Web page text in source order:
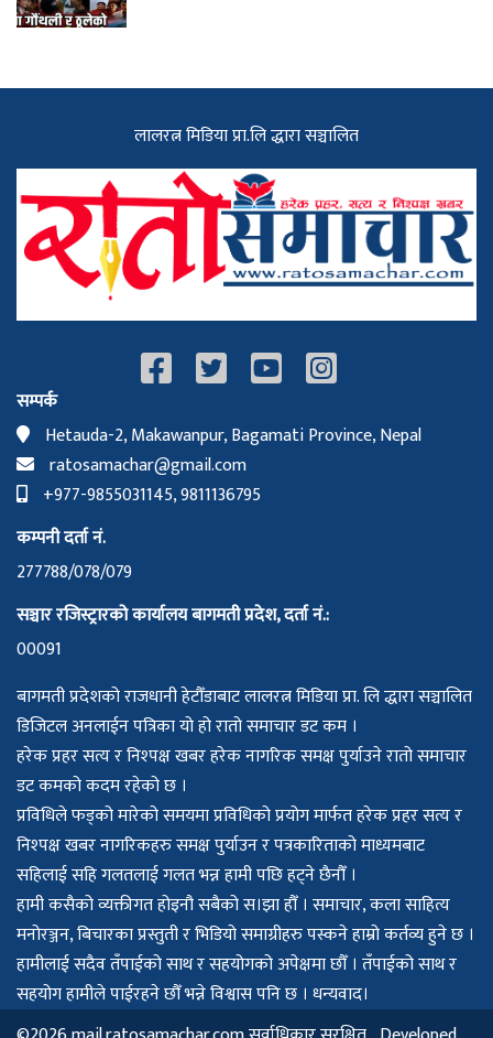
लालरत्न मिडिया प्रा.लि द्धारा सञ्चालित
सम्पर्क
Hetauda-2, Makawanpur, Bagamati Province, Nepal
ratosamachar@gmail.com
+977-9855031145, 9811136795
कम्पनी दर्ता नं.
277788/078/079
सञ्चार रजिस्ट्रारको कार्यालय बागमती प्रदेश, दर्ता नं.:
00091
बागमती प्रदेशको राजधानी हेटौँडाबाट लालरत्न मिडिया प्रा. लि द्धारा सञ्चालित
डिजिटल अनलाईन पत्रिका यो हो रातो समाचार डट कम ।
हरेक प्रहर सत्य र निश्पक्ष खबर हरेक नागरिक समक्ष पुर्याउने रातो समाचार
डट कमको कदम रहेको छ ।
प्रविधिले फड्को मारेको समयमा प्रविधिको प्रयोग मार्फत हरेक प्रहर सत्य र
निश्पक्ष खबर नागरिकहरु समक्ष पुर्याउन र पत्रकारिताको माध्यमबाट
सहिलाई सहि गलतलाई गलत भन्न हामी पछि हट्ने छैनौँ ।
हामी कसैको व्यक्तीगत होइनौ सबैको स।झा हौँ । समाचार, कला साहित्य
मनोरञ्जन, बिचारका प्रस्तुती र भिडियो समाग्रीहरु पस्कने हाम्रो कर्तव्य हुने छ ।
हामीलाई सदैव तँपाईको साथ र सहयोगको अपेक्षमा छौँ । तँपाईको साथ र
सहयोग हामीले पाईरहने छौँ भन्ने विश्वास पनि छ । धन्यवाद।